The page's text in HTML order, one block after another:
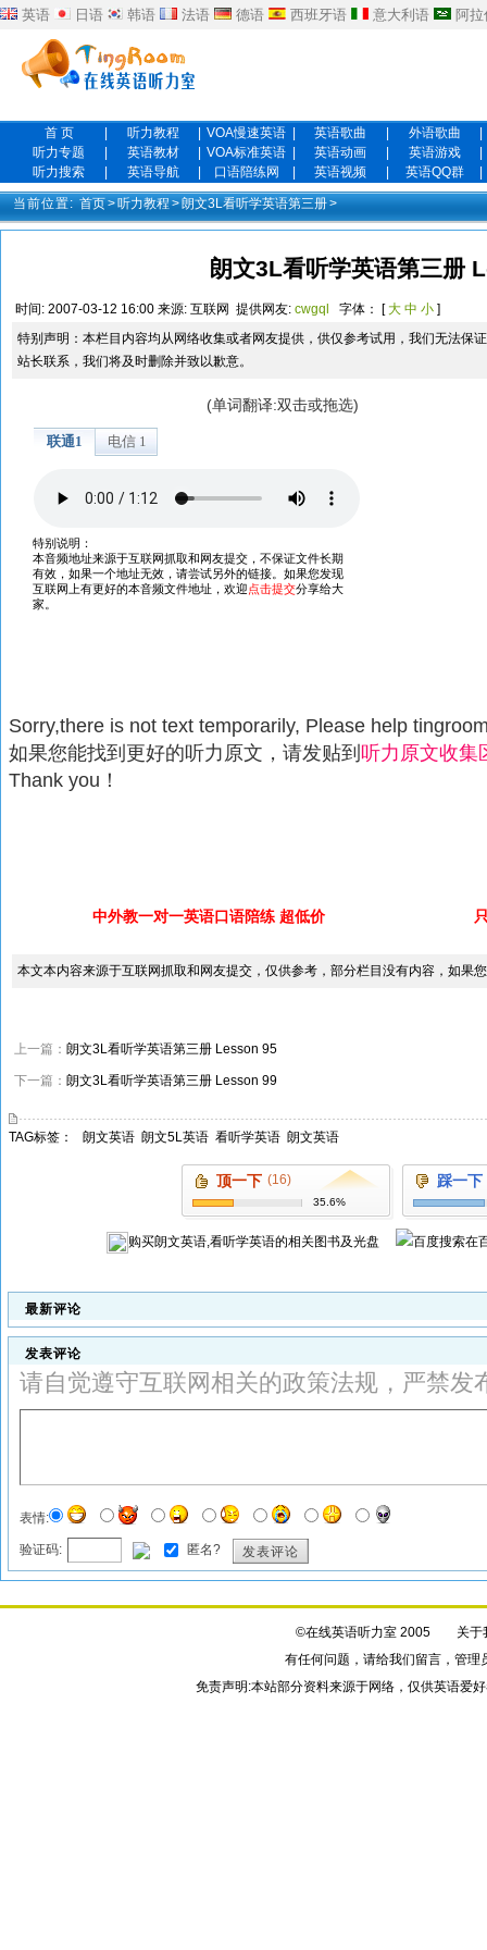
英语 日语 韩语 法语 德语 西班牙语 意大利语 阿
首 页 听力教程 VOA慢速英语 英语歌曲 外语歌曲
听力专题
英语教材 VOA标准英语 英语动画 英语游戏
听力搜索
英语导航 口语陪练网 英语视频 英语QQ群
当前位置: 首页>听力教程 >朗文3L看听学英语第三册>
朗文3L看听学英语第三册
时间: 2007-03-12 16:00 来源: 互联网 提供网友: cwgql 字体： [大 中 小 ]
特别声明：本栏目内容均从网络收集或者网友提供，供仅参考试用，我们无法保
站长联系，我们将及时删除并致以歉意。
(单词翻译:双击或拖选)
Sorry,there is not text temporarily, Please help
如果您能找到更好的听力原文，请发贴到 听力原文收集
Thank you！
中外教一对一英语口语陪练 超低价
本文本内容来源于互联网抓取和网友提交，仅供参考，部分栏目没有内容，如果
上一篇： 朗文3L看听学英语第三册 Lesson 95
下一篇： 朗文3L看听学英语第三册 Lesson 99
TAG标签： 朗文英语 朗文5L英语 看听学英语 朗文英语
顶一下 (16)
35.6%
踩一下
购买朗文英语,看听学英语的相关图书及光盘 在
最新评论
发表评论
请自觉遵守互联网相关的政策法规，严禁发
表情:
验证码: 匿名? 发表评论
©在线英语听力室 2005 关于
有任何问题，请给我们留言，管理
免责声明:本站部分资料来源于网络，仅供英语爱